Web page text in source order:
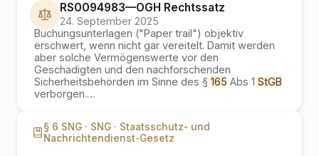
RS0094983—OGH Rechtssatz
24. September 2025
Buchungsunterlagen ("Paper trail") objektiv
erschwert, wenn nicht gar vereitelt. Damit werden
aber solche Vermögenswerte vor den
Geschädigten und den nachforschenden
Sicherheitsbehörden im Sinne des § 165 Abs 1 StGB
verborgen.…
§ 6 SNG · SNG · Staatsschutz- und
Nachrichtendienst-Gesetz